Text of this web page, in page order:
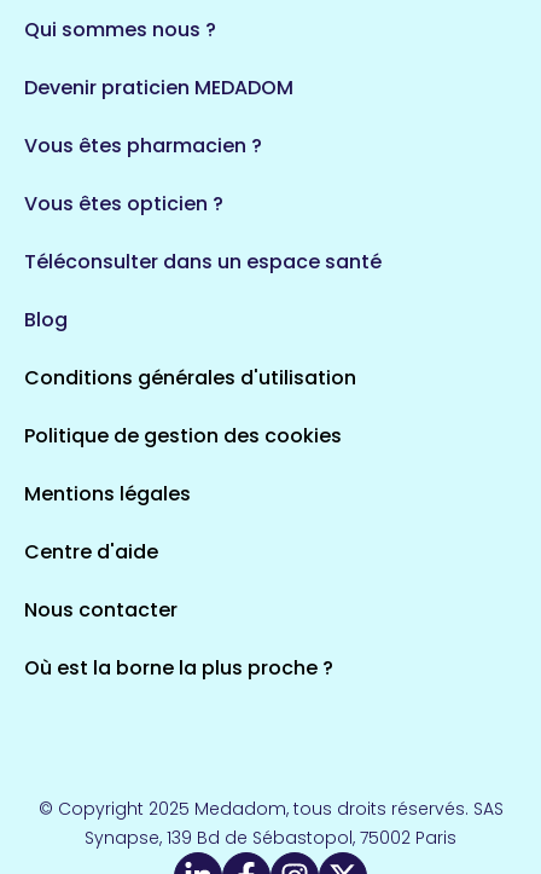
Qui sommes nous ?
Devenir praticien MEDADOM
Vous êtes pharmacien ?
Vous êtes opticien ?
Téléconsulter dans un espace santé
Blog
Conditions générales d'utilisation
Politique de gestion des cookies
Mentions légales
Centre d'aide
Nous contacter
Où est la borne la plus proche ?
© Copyright 2025 Medadom, tous droits réservés. SAS
Synapse, 139 Bd de Sébastopol, 75002 Paris